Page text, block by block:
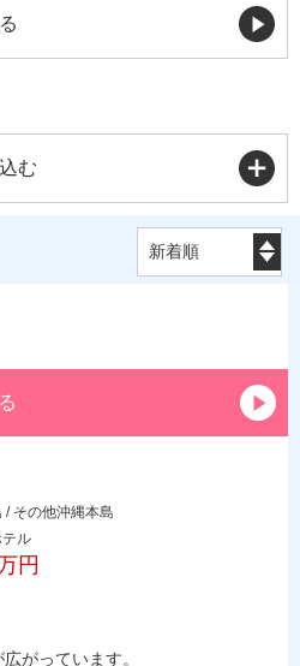
む
/ その他沖縄本島
ル
円
がっています。